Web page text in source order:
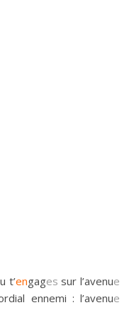
t’engages sur l’avenue
ennemi : l’avenue